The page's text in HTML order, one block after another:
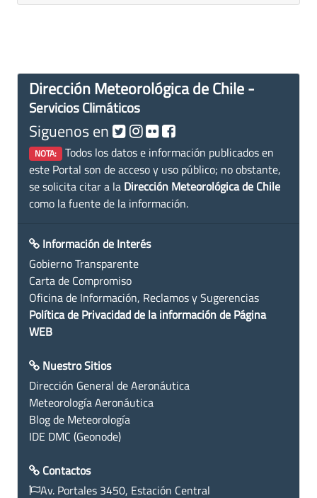
Dirección Meteorológica de Chile -
Servicios Climáticos
Siguenos en
NOTA: Todos los datos e información publicados en
este Portal son de acceso y uso público; no obstante,
se solicita citar a la Dirección Meteorológica de Chile
como la fuente de la información.
Información de Interés
Gobierno Transparente
Carta de Compromiso
Oficina de Información, Reclamos y Sugerencias
Política de Privacidad de la información de Página
WEB
Nuestro Sitios
Dirección General de Aeronáutica
Meteorología Aeronáutica
Blog de Meteorología
IDE DMC (Geonode)
Contactos
Av. Portales 3450, Estación Central